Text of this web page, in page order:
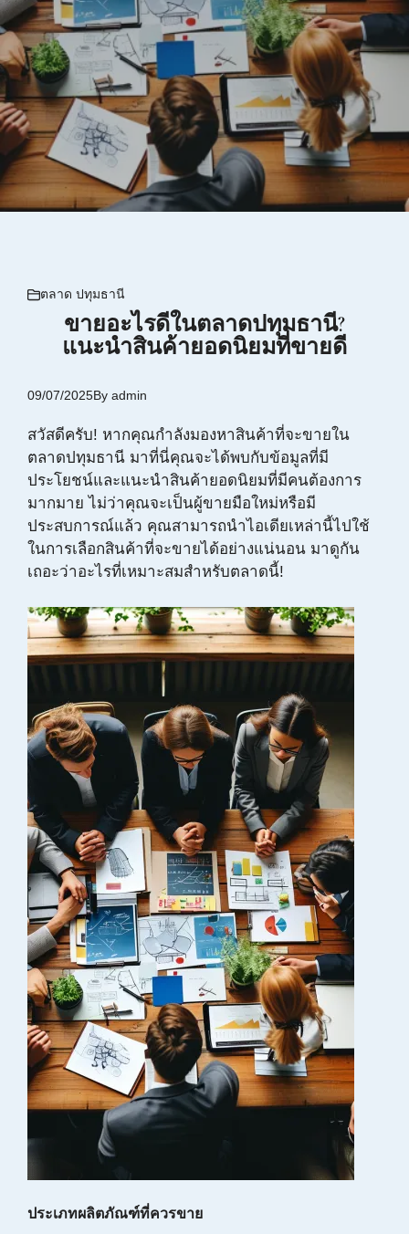
ตลาด ปทุมธานี
ขายอะไรดีในตลาดปทุมธานี?
แนะนำสินค้ายอดนิยมที่ขายดี
09/07/2025By admin
สวัสดีครับ! หากคุณกำลังมองหาสินค้าที่จะขายใน
ตลาดปทุมธานี มาที่นี่คุณจะได้พบกับข้อมูลที่มี
ประโยชน์และแนะนำสินค้ายอดนิยมที่มีคนต้องการ
มากมาย ไม่ว่าคุณจะเป็นผู้ขายมือใหม่หรือมี
ประสบการณ์แล้ว คุณสามารถนำไอเดียเหล่านี้ไปใช้
ในการเลือกสินค้าที่จะขายได้อย่างแน่นอน มาดูกัน
เถอะว่าอะไรที่เหมาะสมสำหรับตลาดนี้!
ประเภทผลิตภัณฑ์ที่ควรขาย